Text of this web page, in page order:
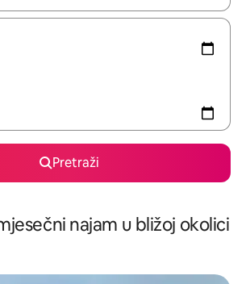
Pretraži
najam u bližoj okolici